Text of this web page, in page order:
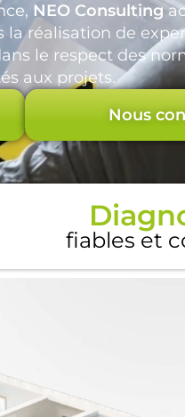
NEO Consulting
la réalisation de
le respect des
aux projets.
Nous
fiables et